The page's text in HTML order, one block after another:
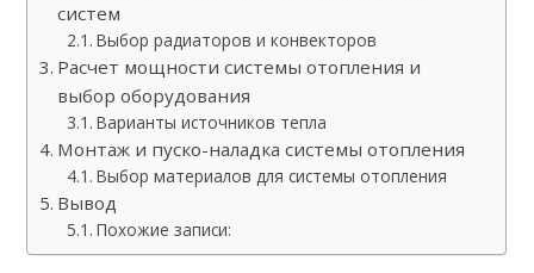
систем
Выбор радиаторов и конвекторов
Расчет мощности системы отопления и
выбор оборудования
Варианты источников тепла
Монтаж и пуско-наладка системы отопления
Выбор материалов для системы отопления
Вывод
Похожие записи: